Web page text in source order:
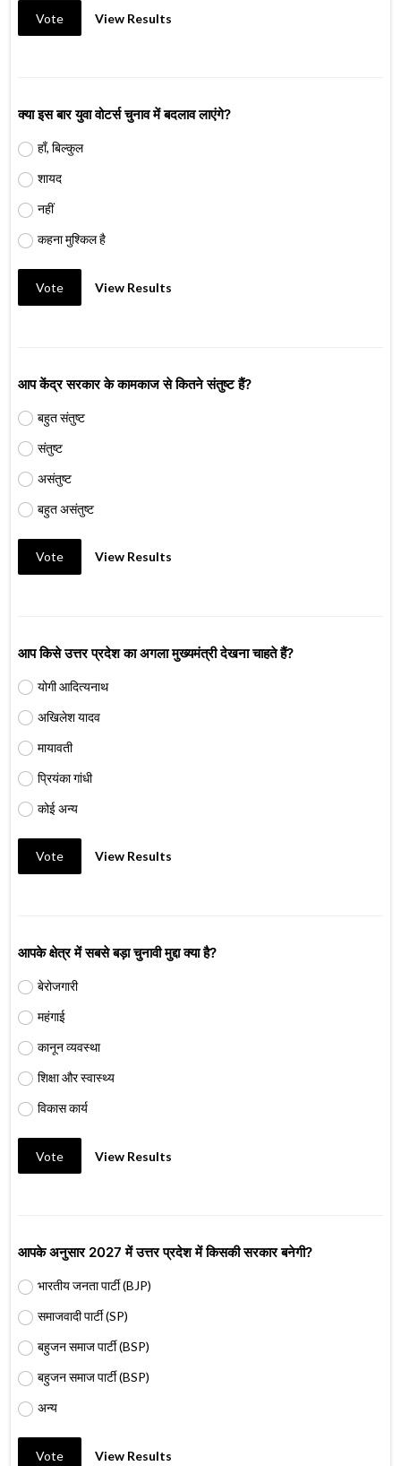
Vote View Results
क्या इस बार युवा वोटर्स चुनाव में बदलाव लाएंगे?
हाँ, बिल्कुल
शायद
नहीं
कहना मुश्किल है
Vote View Results
आप केंद्र सरकार के कामकाज से कितने संतुष्ट हैं?
बहुत संतुष्ट
संतुष्ट
असंतुष्ट
बहुत असंतुष्ट
Vote View Results
आप किसे उत्तर प्रदेश का अगला मुख्यमंत्री देखना चाहते हैं?
योगी आदित्यनाथ
अखिलेश यादव
मायावती
प्रियंका गांधी
कोई अन्य
Vote View Results
आपके क्षेत्र में सबसे बड़ा चुनावी मुद्दा क्या है?
बेरोजगारी
महंगाई
कानून व्यवस्था
शिक्षा और स्वास्थ्य
विकास कार्य
Vote View Results
आपके अनुसार 2027 में उत्तर प्रदेश में किसकी सरकार बनेगी?
भारतीय जनता पार्टी (BJP)
समाजवादी पार्टी (SP)
बहुजन समाज पार्टी (BSP)
बहुजन समाज पार्टी (BSP)
अन्य
Vote View Results